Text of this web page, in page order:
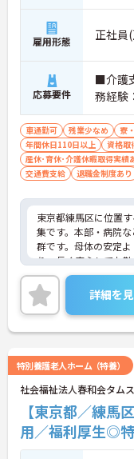
雇用形態 正社員
応募要件
■介護
務経験
車通勤可 残業少なめ 寮
年間休日110日以上
資格取
産休･育休･介護休暇取得実績
交通費支給
退職金制度あり
東京都練馬区に位置
集です。本部・病院
群です。母体の安定
り、長く安心してお
る方には、面接対策
話しいたしますので
詳細を
特別養護老人ホーム（特養）
社会福祉法人春和会タム
【東京都／練
用／福利厚生◎